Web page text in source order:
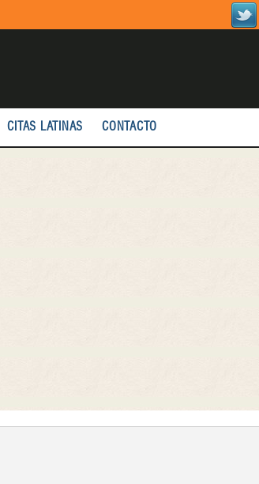
CITAS LATINAS CONTACTO